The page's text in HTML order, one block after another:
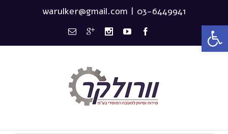
פתח סרגל נגישות
03-6449941
|
warulker@gmail.com